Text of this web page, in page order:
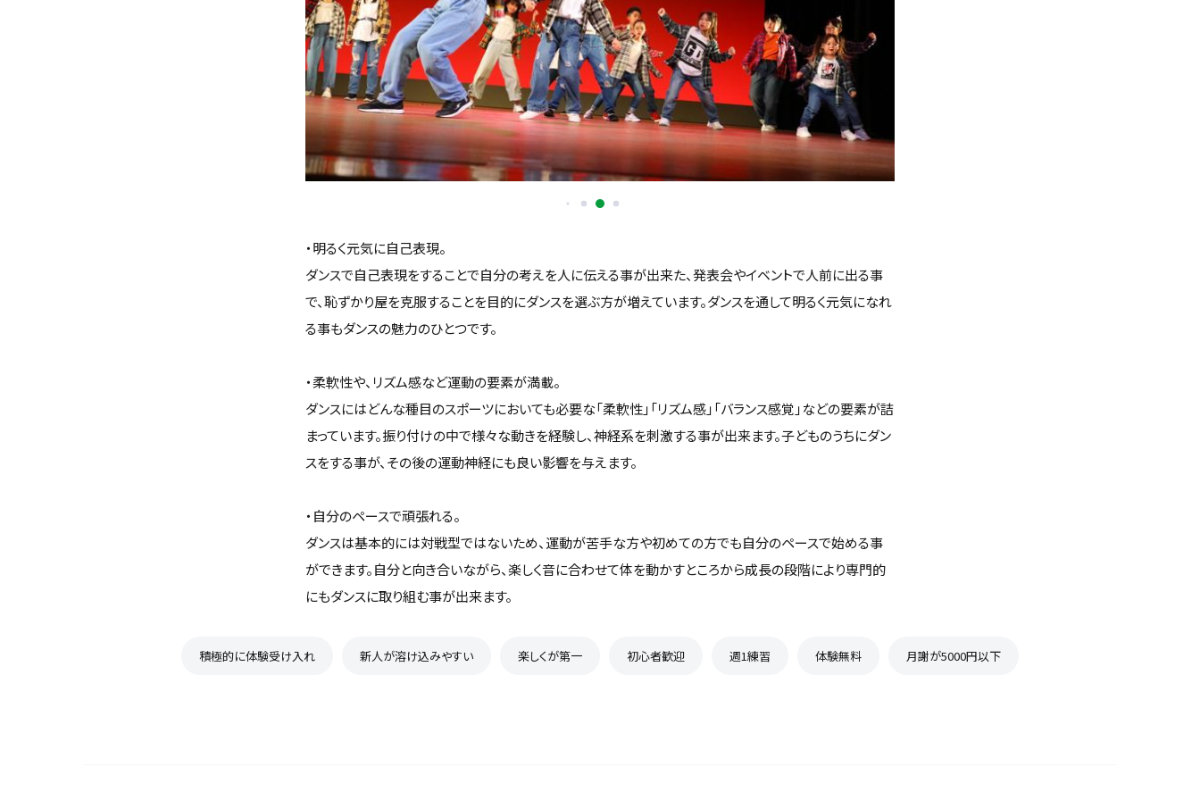
・明るく元気に自己表現。
ダンスで自己表現をすることで自分の考えを人に伝える事が出来た、発表会やイベントで人前に出る事
で、恥ずかり屋を克服することを目的にダンスを選ぶ方が増えています。ダンスを通して明るく元気になれ
る事もダンスの魅力のひとつです。
・柔軟性や、リズム感など運動の要素が満載。
ダンスにはどんな種目のスポーツにおいても必要な「柔軟性」「リズム感」「バランス感覚」などの要素が詰
まっています。振り付けの中で様々な動きを経験し、神経系を刺激する事が出来ます。子どものうちにダン
スをする事が、その後の運動神経にも良い影響を与えます。
・自分のペースで頑張れる。
ダンスは基本的には対戦型ではないため、運動が苦手な方や初めての方でも自分のペースで始める事
ができます。自分と向き合いながら、楽しく音に合わせて体を動かすところから成長の段階により専門的
にもダンスに取り組む事が出来ます。
積極的に体験受け入れ 新人が溶け込みやすい 楽しくが第一 初心者歓迎 週1練習 体験無料 月謝が5000円以下